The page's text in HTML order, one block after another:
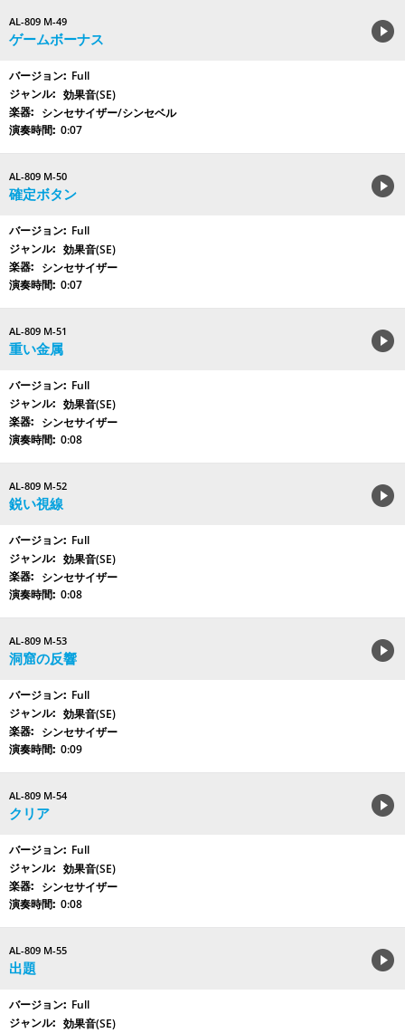
AL-809 M-49
ゲームボーナス
Full
効果音(SE)
シンセサイザー/シンセベル
0:07
AL-809 M-50
確定ボタン
Full
効果音(SE)
シンセサイザー
0:07
AL-809 M-51
重い金属
Full
効果音(SE)
シンセサイザー
0:08
AL-809 M-52
鋭い視線
Full
効果音(SE)
シンセサイザー
0:08
AL-809 M-53
洞窟の反響
Full
効果音(SE)
シンセサイザー
0:09
AL-809 M-54
クリア
Full
効果音(SE)
シンセサイザー
0:08
AL-809 M-55
出題
Full
効果音(SE)